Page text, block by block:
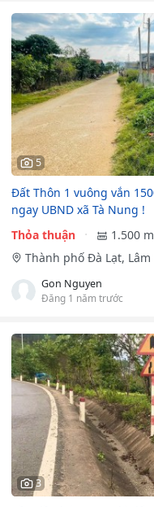
5
Đất Thôn 1 vuông vắn
ngay UBND xã Tà Nung !
Thỏa thuận
1.500
Thành phố Đà Lạt,
Gon Nguyen
Đăng 1 năm trước
3